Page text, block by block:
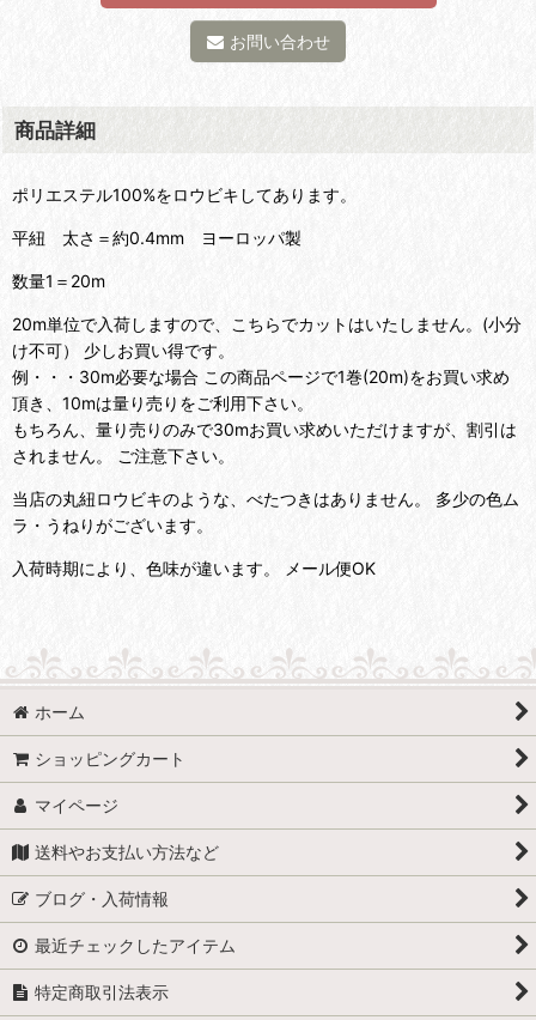
お問い合わせ
商品詳細
ポリエステル100%をロウビキしてあります。
平紐 太さ＝約0.4mm ヨーロッパ製
数量1＝20m
20m単位で入荷しますので、こちらでカットはいたしません。(小分
け不可） 少しお買い得です。
例・・・30m必要な場合 この商品ページで1巻(20m)をお買い求め
頂き、10mは量り売りをご利用下さい。
もちろん、量り売りのみで30mお買い求めいただけますが、割引は
されません。 ご注意下さい。
当店の丸紐ロウビキのような、べたつきはありません。 多少の色ム
ラ・うねりがございます。
入荷時期により、色味が違います。 メール便OK
ホーム
ショッピングカート
マイページ
送料やお支払い方法など
ブログ・入荷情報
最近チェックしたアイテム
特定商取引法表示